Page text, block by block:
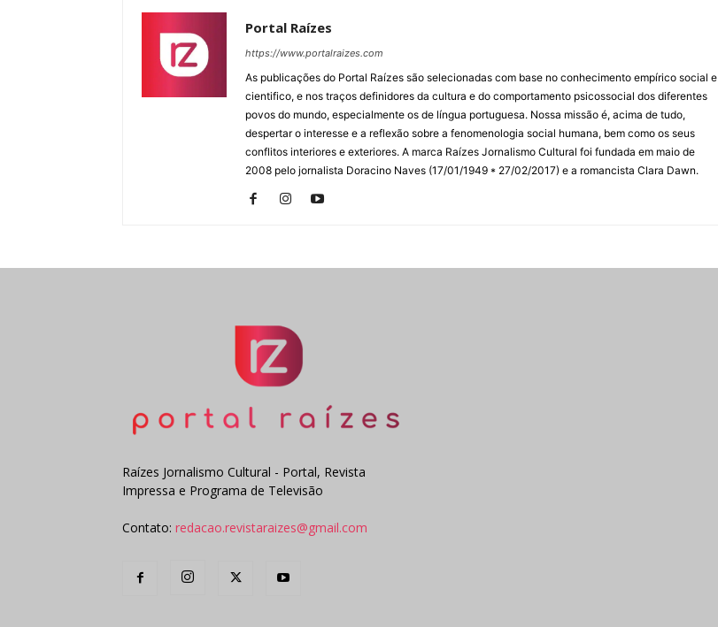
Portal Raízes
https://www.portalraizes.com
As publicações do Portal Raízes são selecionadas com base no conhecimento empírico social e
cientifico, e nos traços definidores da cultura e do comportamento psicossocial dos diferentes
povos do mundo, especialmente os de língua portuguesa. Nossa missão é, acima de tudo,
despertar o interesse e a reflexão sobre a fenomenologia social humana, bem como os seus
conflitos interiores e exteriores. A marca Raízes Jornalismo Cultural foi fundada em maio de
2008 pelo jornalista Doracino Naves (17/01/1949 * 27/02/2017) e a romancista Clara Dawn.
Raízes Jornalismo Cultural - Portal, Revista
Impressa e Programa de Televisão
Contato: redacao.revistaraizes@gmail.com